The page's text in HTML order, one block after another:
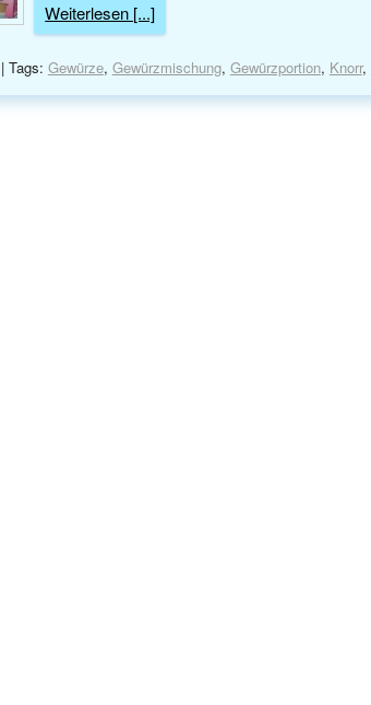
Weiterlesen [...]
| Tags: Gewürze, Gewürzmischung, Gewürzportion, Knorr,